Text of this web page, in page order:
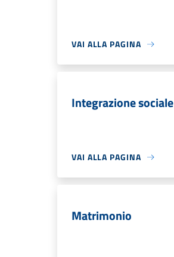
VAI ALLA PAGINA
Integrazione sociale
VAI ALLA PAGINA
Matrimonio